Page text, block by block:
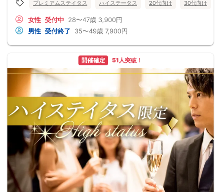
プレミアムステイタス ハイステータス 20代向け 30代向け
女性 受付中 28〜47歳 3,900円
男性 受付終了 35〜49歳 7,900円
開催確定 51人突破！